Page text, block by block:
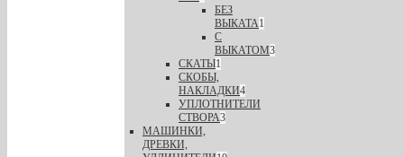
БЕЗ
ВЫКАТА1
С
ВЫКАТОМ3
СКАТЫ1
СКОБЫ,
НАКЛАДКИ4
УПЛОТНИТЕЛИ
СТВОРА3
МАШИНКИ,
ДРЕВКИ,